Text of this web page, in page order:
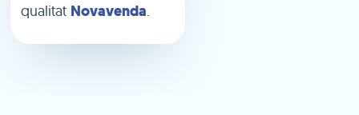
qualitat Novavenda.